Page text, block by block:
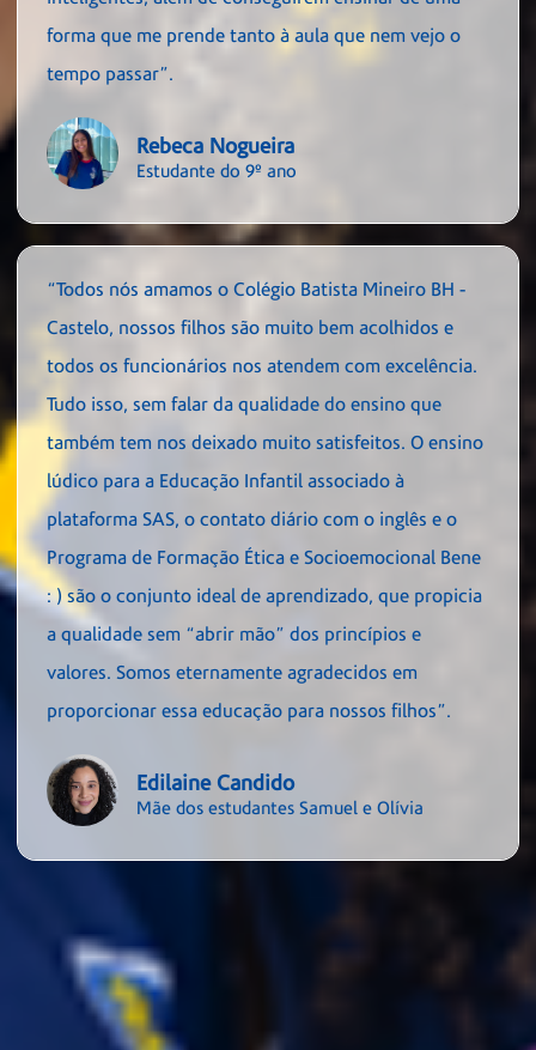
forma que me prende tanto à aula que nem vejo o
tempo passar”.
Rebeca Nogueira
Estudante do 9º ano
“Todos nós amamos o Colégio Batista Mineiro BH -
Castelo, nossos filhos são muito bem acolhidos e
todos os funcionários nos atendem com excelência.
Tudo isso, sem falar da qualidade do ensino que
também tem nos deixado muito satisfeitos. O ensino
lúdico para a Educação Infantil associado à
plataforma SAS, o contato diário com o inglês e o
Programa de Formação Ética e Socioemocional Bene
: ) são o conjunto ideal de aprendizado, que propicia
a qualidade sem “abrir mão” dos princípios e
valores. Somos eternamente agradecidos em
proporcionar essa educação para nossos filhos”.
Edilaine Candido
Mãe dos estudantes Samuel e Olívia